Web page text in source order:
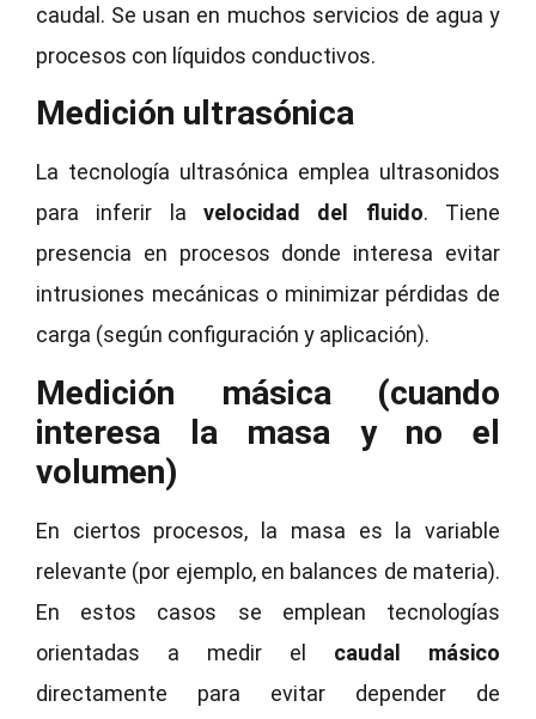
caudal. Se usan en muchos servicios de agua y
procesos con líquidos conductivos.
Medición ultrasónica
La tecnología ultrasónica emplea ultrasonidos
para inferir la velocidad del fluido. Tiene
presencia en procesos donde interesa evitar
intrusiones mecánicas o minimizar pérdidas de
carga (según configuración y aplicación).
Medición másica (cuando
interesa la masa y no el
volumen)
En ciertos procesos, la masa es la variable
relevante (por ejemplo, en balances de materia).
En estos casos se emplean tecnologías
orientadas a medir el caudal másico
directamente para evitar depender de